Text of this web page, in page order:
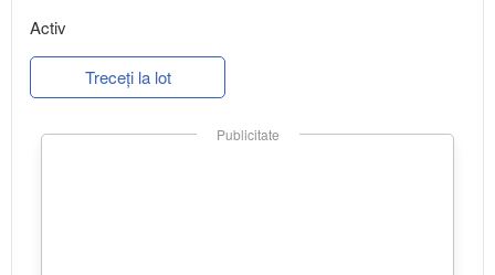
Activ
Treceți la lot
Publicitate